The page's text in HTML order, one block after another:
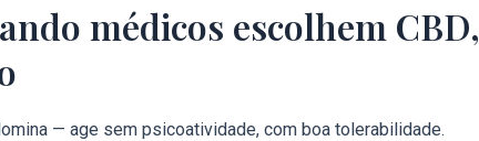
médicos escolhem CBD,
— age sem psicoatividade, com boa tolerabilidade.